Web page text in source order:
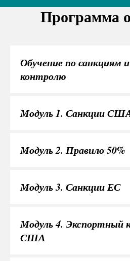
Программа
Обучение по санкциям
контролю
Модуль 1. Санкции
Модуль 2. Правило 50%
Модуль 3. Санкции ЕС
Модуль 4. Экспортный
США